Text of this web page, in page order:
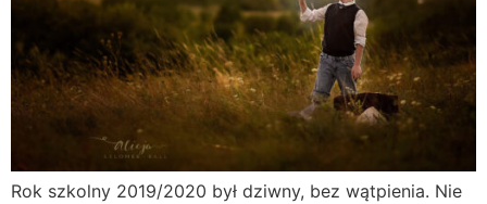
Rok szkolny 2019/2020 był dziwny, bez wątpienia. Nie